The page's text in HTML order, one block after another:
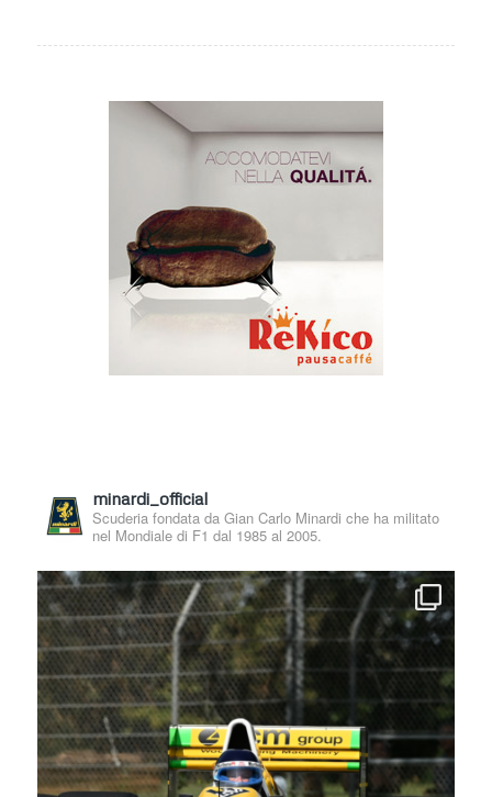
minardi_official
Scuderia fondata da Gian Carlo Minardi che ha militato
nel Mondiale di F1 dal 1985 al 2005.